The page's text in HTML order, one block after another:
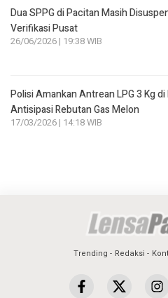
Dua SPPG di Pacitan Masih
Verifikasi Pusat
26/06/2026 | 19:38 WIB
Polisi Amankan Antrean LPG 3 Kg
Antisipasi Rebutan Gas Melon
17/03/2026 | 14:18 WIB
Trending Redaksi